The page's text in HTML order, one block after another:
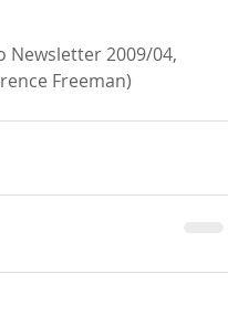
Newsletter 2009/04,
Freeman)